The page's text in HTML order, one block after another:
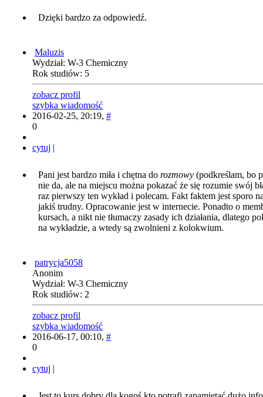
Dzięki bardzo za odpowiedź.
Maluzis
Wydział: W-3 Chemiczny
Rok studiów: 5
zobacz profil
szybka wiadomość
2016-02-25, 20:19, #
0
cytuj |
Pani jest bardzo miła i chętna do rozmowy (podkreślam, bo
nie da, ale na miejscu można pokazać że się rozumie swój
raz pierwszy ten wykład i polecam. Fakt faktem jest sporo
jakiś trudny. Opracowanie jest w internecie. Ponadto o
kursach, a nikt nie tłumaczy zasady ich działania, dlatego
na wykładzie, a wtedy są zwolnieni z kolokwium.
patrycja5058
Anonim
Wydział: W-3 Chemiczny
Rok studiów: 2
zobacz profil
szybka wiadomość
2016-06-17, 00:10, #
0
cytuj |